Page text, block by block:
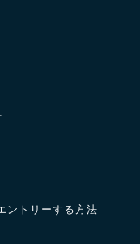
ントリーする方法